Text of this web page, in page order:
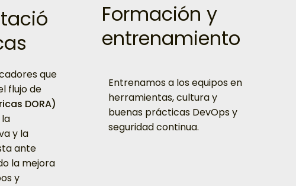
que
flujo de
DORA)
y la
ante
la mejora
y
Formación y
entrenamiento
Entrenamos a los equipos en
herramientas, cultura y
buenas prácticas DevOps y
seguridad continua.